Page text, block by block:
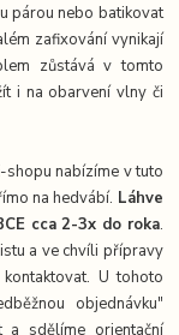
párou nebo batikovat
zafixování vynikají
zůstává v tomto
i na obarvení vlny či
shopu nabízíme v tuto
na hedvábí. Láhve
cca 2-3x do roka.
a ve chvíli přípravy
U tohoto
objednávku"
a sdělíme orientační